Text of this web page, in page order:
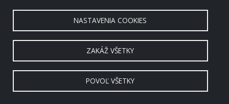
Copyright © 2006 - 2026 by crevko
NASTAVENIA COOKIES
ZAKÁŽ VŠETKY
POVOĽ VŠETKY